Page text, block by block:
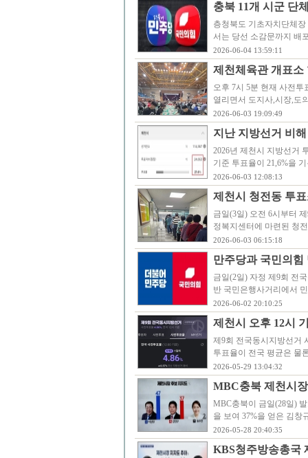
충북 11개 시군 단
층청북도 기초자치단체
서는 당선 소감문까지 배
2026-06-04 13:59:11
제천체육관 개표
오후 7시 5분 현재 사전
열리면서 도지사,시장,도
2026-06-03 19:09:49
지난 지방선거 비
2026년 제천시 지방선거
기준 투표율이 21,6%을
2026-06-03 12:08:13
제천시 청전동 투
금일(3일) 오전 6시부터
정복지센터에 마련된 청
2026-06-03 06:15:18
만주당과 국민의
금일(2일) 자정 제9회 전
반 국민은행사거리에서
2026-06-02 20:10:25
제천시 오후 12시
제9회 전국동시지방선거
투표율이 전국 평균은 물
2026-05-29 13:04:32
MBC충북 제천시
MBC충북이 금일(28일)
을 보여 37%을 얻은 김
2026-05-28 20:40:35
KBS청주방송총국